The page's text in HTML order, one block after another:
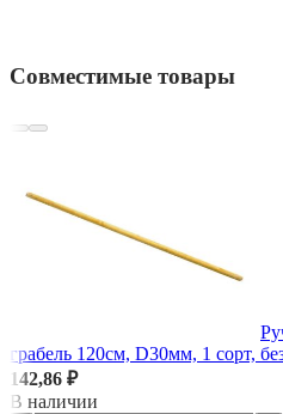
Совместимые товары
грабель 120см, D30мм, 1 сорт,
142,86 ₽
В наличии